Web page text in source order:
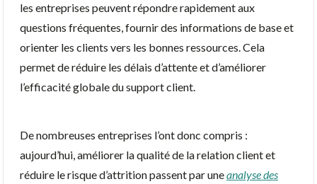
les entreprises peuvent répondre rapidement aux
questions fréquentes, fournir des informations de base et
orienter les clients vers les bonnes ressources. Cela
permet de réduire les délais d’attente et d’améliorer
l’efficacité globale du support client.
De nombreuses entreprises l’ont donc compris :
aujourd’hui, améliorer la qualité de la relation client et
réduire le risque d’attrition passent par uneanalyse des